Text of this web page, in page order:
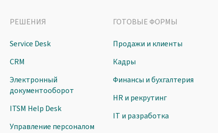
РЕШЕНИЯ
Service Desk
CRM
Электронный
документооборот
ITSM Help Desk
Управление персоналом
ГОТОВЫЕ ФОРМЫ
Продажи и клиенты
Кадры
Финансы и бухгалтерия
HR и рекрутинг
IT и разработка